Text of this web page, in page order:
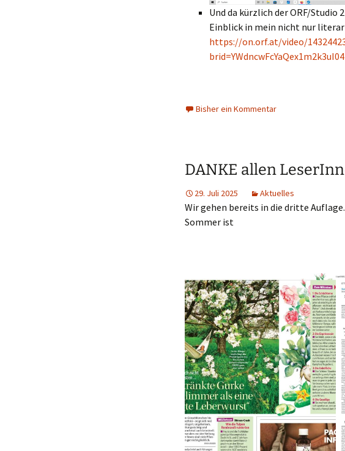
Und da kürzlich der ORF/Studio
Einblick in mein nicht nur
https://on.orf.at/video/
Bisher ein Kommentar
DANKE allen
29. Juli 2025 Aktuelles
Wir gehen bereits in die dritte
Sommer ist